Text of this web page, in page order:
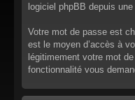
logiciel phpBB depuis
Votre mot de passe est
est le moyen d’accès à
légitimement votre mot
fonctionnalité vous